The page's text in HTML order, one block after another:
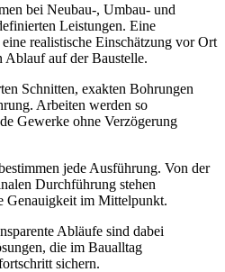
bei Neubau-, Umbau- und
Leistungen. Eine
realistische Einschätzung vor Ort
Ablauf auf der Baustelle.
Schnitten, exakten Bohrungen
Arbeiten werden so
Gewerke ohne Verzögerung
jede Ausführung. Von der
Durchführung stehen
Genauigkeit im Mittelpunkt.
Abläufe sind dabei
die im Baualltag
sichern.